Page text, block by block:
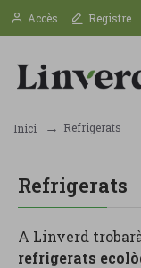
Accès Registre
Inici Refrigerats
Refrigerats
A Linverd
refrigerats